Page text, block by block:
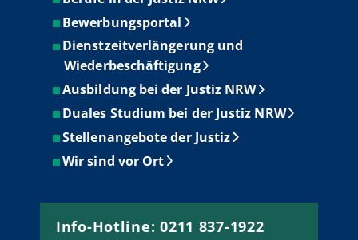
Bewerbungsportal
Dienstzeitverlängerung und
Wiederbeschäftigung
Ausbildung bei der Justiz NRW
Duales Studium bei der Justiz NRW
Stellenangebote der Justiz
Wir sind vor Ort
Info-Hotline: 0211 837-1922